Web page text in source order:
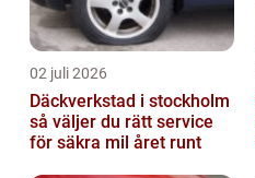
02 juli 2026
Däckverkstad i stockholm
så väljer du rätt service
för säkra mil året runt